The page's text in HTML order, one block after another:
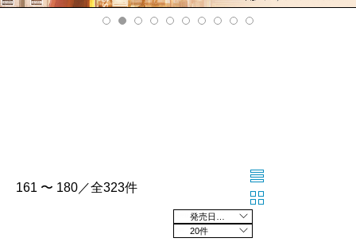
161 〜 180／全323件
20件